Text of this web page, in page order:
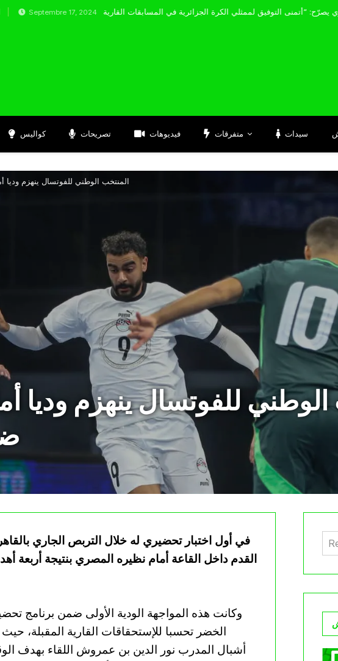
17, 2024 مضوي يصرّح: “أتمنى التوفيق لممثلي الكرة الجزائرية في المسابقات القارية”
كواليس تصريحات فيديوهات متفرقات سيدات
المنتخب الوطني للفوتسال ينهزم
الوطني للفوتسال ينهزم وديا
في أول اختبار تحضيري له خلال التربص الجاري
القدم داخل القاعة أمام نظيره المصري بنتيجة أربعة
وكانت هذه المواجهة الودية الأولى ضمن برنامج
الخضر تحسبا للإستحقاقات القارية المقبلة،
أشبال المدرب نور الدين بن عمروش اللقاء بهدف